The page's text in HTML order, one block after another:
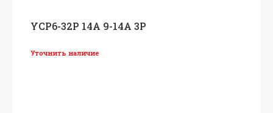
YCP6-32P 14A 9-14A 3P
Уточнить наличие